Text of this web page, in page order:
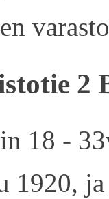
2
18 -
1920,